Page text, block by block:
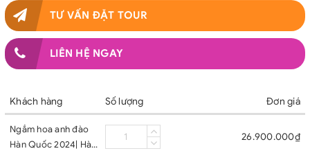
TƯ VẤN ĐẶT TOUR
LIÊN HỆ NGAY
Khách hàng Số lượng Đơn giá
Ngắm hoa anh đào
Hàn Quốc 2024| Hà
26.900.000₫